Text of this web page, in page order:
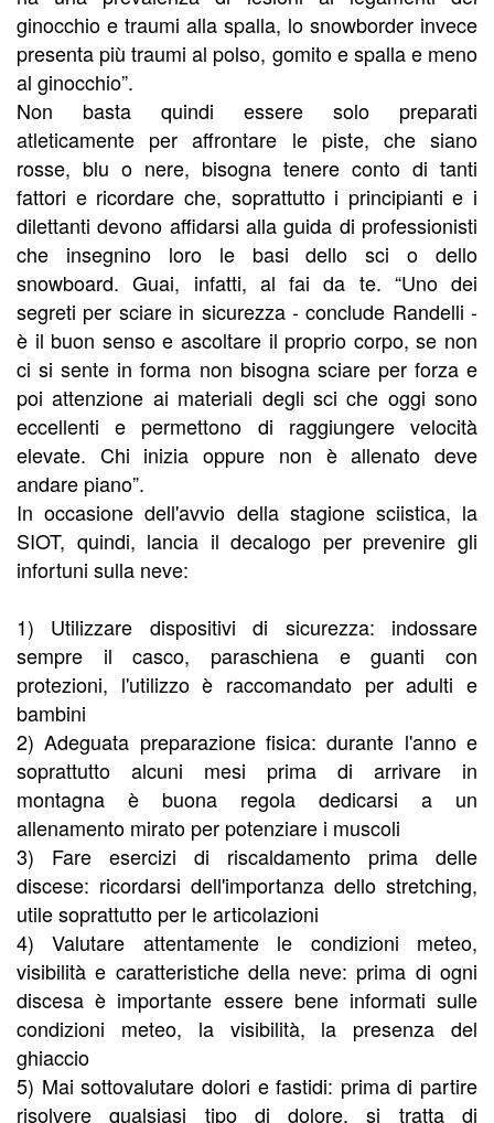
ginocchio e traumi alla spalla, lo snowborder invece
presenta più traumi al polso, gomito e spalla e meno
al ginocchio”.
Non basta quindi essere solo preparati
atleticamente per affrontare le piste, che siano
rosse, blu o nere, bisogna tenere conto di tanti
fattori e ricordare che, soprattutto i principianti e i
dilettanti devono affidarsi alla guida di professionisti
che insegnino loro le basi dello sci o dello
snowboard. Guai, infatti, al fai da te. “Uno dei
segreti per sciare in sicurezza - conclude Randelli -
è il buon senso e ascoltare il proprio corpo, se non
ci si sente in forma non bisogna sciare per forza e
poi attenzione ai materiali degli sci che oggi sono
eccellenti e permettono di raggiungere velocità
elevate. Chi inizia oppure non è allenato deve
andare piano”.
In occasione dell'avvio della stagione sciistica, la
SIOT, quindi, lancia il decalogo per prevenire gli
infortuni sulla neve:
1) Utilizzare dispositivi di sicurezza: indossare
sempre il casco, paraschiena e guanti con
protezioni, l'utilizzo è raccomandato per adulti e
bambini
2) Adeguata preparazione fisica: durante l'anno e
soprattutto alcuni mesi prima di arrivare in
montagna è buona regola dedicarsi a un
allenamento mirato per potenziare i muscoli
3) Fare esercizi di riscaldamento prima delle
discese: ricordarsi dell'importanza dello stretching,
utile soprattutto per le articolazioni
4) Valutare attentamente le condizioni meteo,
visibilità e caratteristiche della neve: prima di ogni
discesa è importante essere bene informati sulle
condizioni meteo, la visibilità, la presenza del
ghiaccio
5) Mai sottovalutare dolori e fastidi: prima di partire
risolvere qualsiasi tipo di dolore, si tratta di